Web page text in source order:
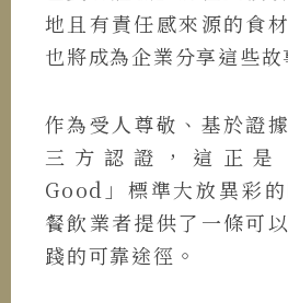
地且有責任感來源的食
也將成為企業分享這些故
作為受人尊敬、基於證
三方認證，這正是
Good」標準大放異彩
餐飲業者提供了一條可
踐的可靠途徑。